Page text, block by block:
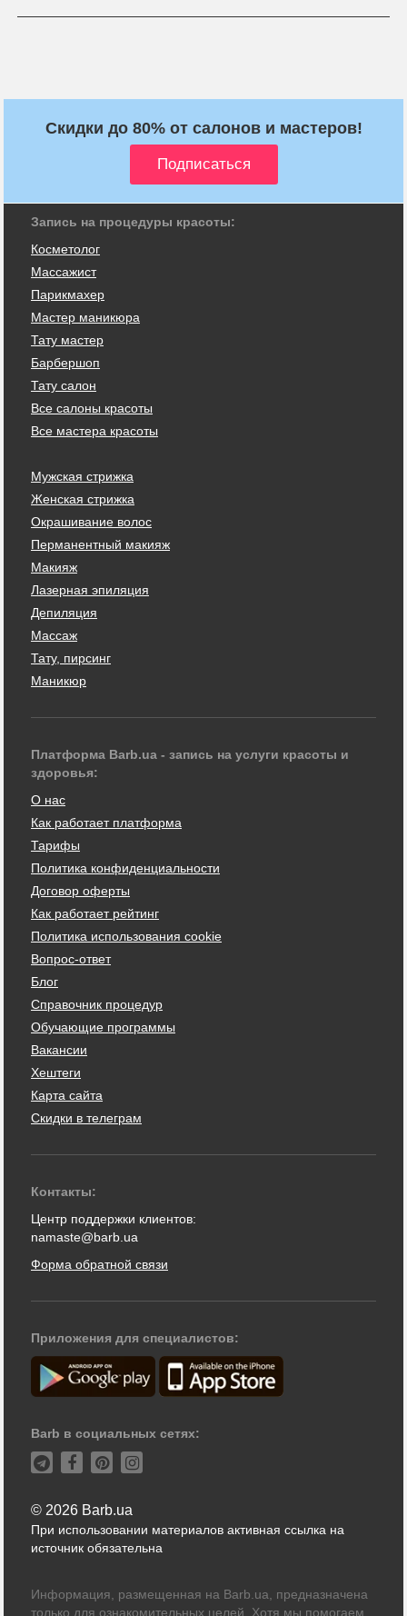
Скидки до 80% от салонов и мастеров!
Запись на процедуры красоты:
Косметолог
Массажист
Парикмахер
Мастер маникюра
Тату мастер
Барбершоп
Тату салон
Все салоны красоты
Все мастера красоты
Мужская стрижка
Женская стрижка
Окрашивание волос
Перманентный макияж
Макияж
Лазерная эпиляция
Депиляция
Массаж
Тату, пирсинг
Маникюр
Платформа Barb.ua - запись на услуги красоты и
здоровья:
О нас
Как работает платформа
Тарифы
Политика конфиденциальности
Договор оферты
Как работает рейтинг
Политика использования cookie
Вопрос-ответ
Блог
Справочник процедур
Обучающие программы
Вакансии
Хештеги
Карта сайта
Скидки в телеграм
Контакты:
Центр поддержки клиентов:
namaste@barb.ua
Форма обратной связи
Приложения для специалистов:
Barb в социальных сетях:
© 2026 Barb.ua
При использовании материалов активная ссылка на
источник обязательна
Информация, размещенная на Barb.ua, предназначена
только для ознакомительных целей. Хотя мы помогаем